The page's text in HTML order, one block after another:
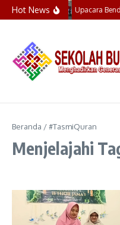
Lewati ke konten
Hot News Upacara
Beranda /#TasmiQuran
Menjelajahi